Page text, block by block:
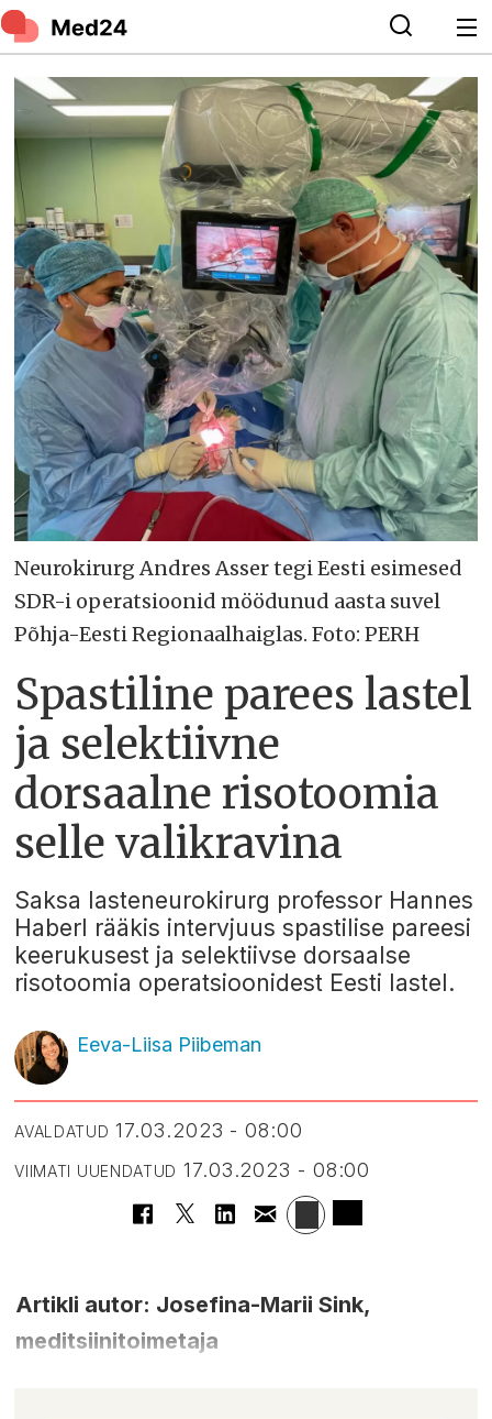
Neurokirurg Andres Asser tegi Eesti esimesed
SDR-i operatsioonid möödunud aasta suvel
Põhja-Eesti Regionaalhaiglas. Foto: PERH
Spastiline parees lastel
ja selektiivne
dorsaalne risotoomia
selle valikravina
Saksa lasteneurokirurg professor Hannes
Haberl rääkis intervjuus spastilise pareesi
keerukusest ja selektiivse dorsaalse
risotoomia operatsioonidest Eesti lastel.
Eeva-Liisa Piibeman
AVALDATUD 17.03.2023 - 08:00
VIIMATI UUENDATUD 17.03.2023 - 08:00
Artikli autor: Josefina-Marii Sink,
meditsiinitoimetaja